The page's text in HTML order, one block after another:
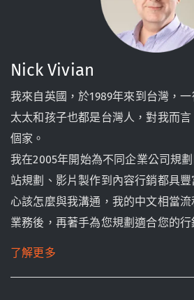
Nick Vivian
我來自英國，於1989年來到台灣，
太太和孩子也都是台灣人，對我而
個家。
我在2005年開始為不同企業公司規
站規劃、影片製作到內容行銷都具
心該怎麼與我溝通，我的中文相當
業務後，再著手為您規劃適合您的行
了解更多